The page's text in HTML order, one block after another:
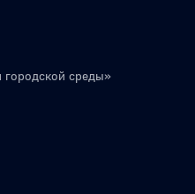
среды»